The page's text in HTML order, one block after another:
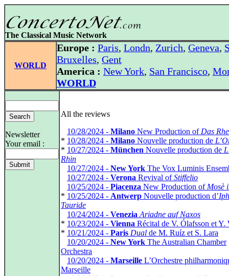
The Classical Music Network
WORLD
Europe : Paris, Londn, Zurich, Geneva,
Bruxelles, Gent
America : New York, San Francisco,
WORLD
Newsletter
Your email :
All the reviews
10/28/2024 - Milano New Production of Das
* 10/28/2024 - Milano Nouvelle production de
* 10/27/2024 - München Nouvelle production de
Rhin
10/27/2024 - New York The Vox Luminis
10/27/2024 - Verona Revival ofStiffelio
10/25/2024 - Piacenza New Production of Mosè
* 10/25/2024 - Antwerp Nouvelle production d’
Tauride
10/24/2024 - Venezia Ariadne auf Naxos
* 10/23/2024 - Vienna Récital de V. Ólafsson et Y.
* 10/21/2024 - Paris Dual de M. Ruíz et S. Lara
10/20/2024 - New York The Australian Chamber
Orchestra
10/20/2024 - Marseille L’Orchestre
Marseille